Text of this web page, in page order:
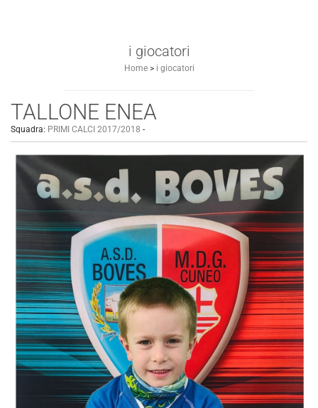
i giocatori
Home> i giocatori
TALLONE ENEA
Squadra: PRIMI CALCI 2017/2018 -